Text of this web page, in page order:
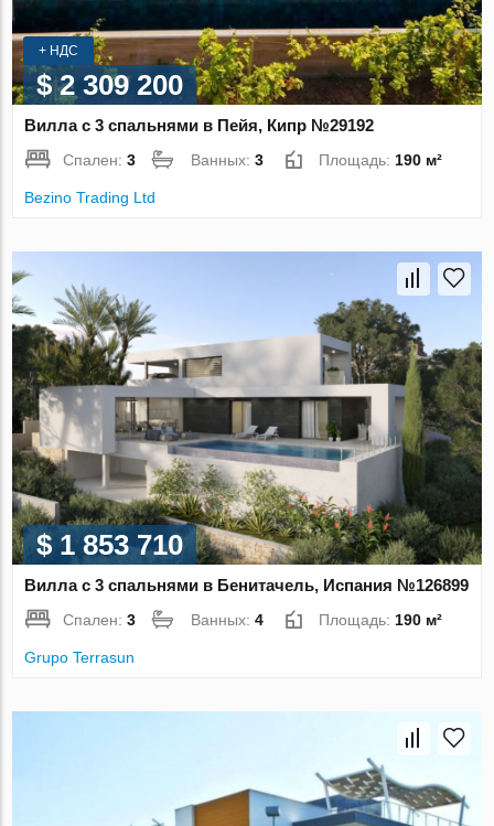
+ НДС
$ 2 309 200
Вилла с 3 спальнями в Пейя, Кипр №29192
Спален:3 Ванных:3 Площадь: 190 м²
Bezino Trading Ltd
$ 1 853 710
Вилла с 3 спальнями в Бенитачель, Испания №126899
Спален:3 Ванных:4 Площадь: 190 м²
Grupo Terrasun